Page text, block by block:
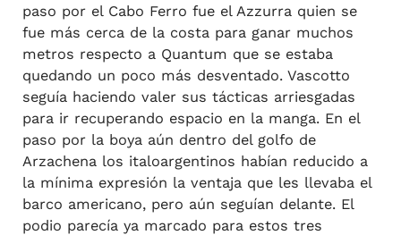
paso por el Cabo Ferro fue el Azzurra quien se
fue más cerca de la costa para ganar muchos
metros respecto a Quantum que se estaba
quedando un poco más desventado. Vascotto
seguía haciendo valer sus tácticas arriesgadas
para ir recuperando espacio en la manga. En el
paso por la boya aún dentro del golfo de
Arzachena los italoargentinos habían reducido a
la mínima expresión la ventaja que les llevaba el
barco americano, pero aún seguían delante. El
podio parecía ya marcado para estos tres